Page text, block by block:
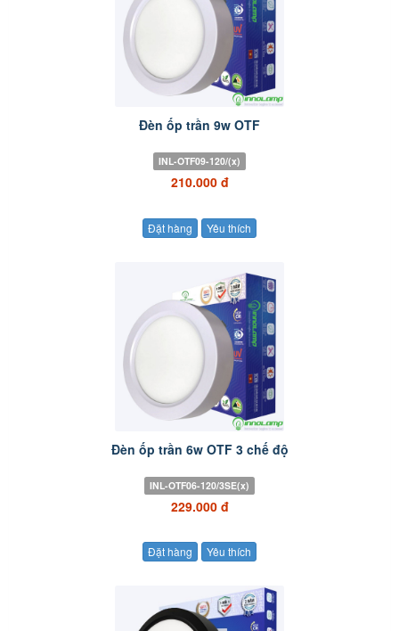
Đèn ốp trần 9w OTF
INL-OTF09-120/(x)
210.000 đ
Đặt hàng Yêu thích
Đèn ốp trần 6w OTF 3 chế độ
INL-OTF06-120/3SE(x)
229.000 đ
Đặt hàng Yêu thích